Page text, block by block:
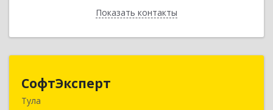
Показать контакты
Назад
СофтЭксперт
Тула
300013, Тульская обл, Тула г, Болдина ул, дом №